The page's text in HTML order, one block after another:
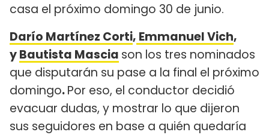
casa el próximo domingo 30 de junio.
Darío Martínez Corti, Emmanuel Vich,
yBautista Mascia son los tres nominados
que disputarán su pase a la final el próximo
domingo.Por eso, el conductor decidió
evacuar dudas, y mostrar lo que dijeron
sus seguidores en base a quién quedaría